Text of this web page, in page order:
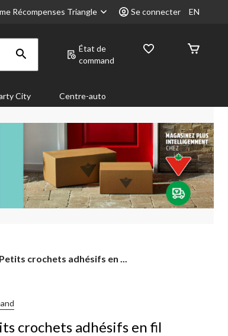
Récompenses Triangle Se connecter EN
État de
command
City Centre-auto
Petits
avec
Petits crochets adhésifs en ...
crochets adhésifs en fil